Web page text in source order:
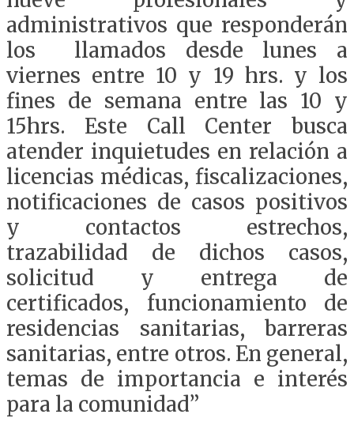
administrativos que responderán
los llamados desde lunes a
viernes entre 10 y 19 hrs. y los
fines de semana entre las 10 y
15hrs. Este Call Center busca
atender inquietudes en relación a
licencias médicas, fiscalizaciones,
notificaciones de casos positivos
y contactos estrechos,
trazabilidad de dichos casos,
solicitud y entrega de
certificados, funcionamiento de
residencias sanitarias, barreras
sanitarias, entre otros. En general,
temas de importancia e interés
para la comunidad”